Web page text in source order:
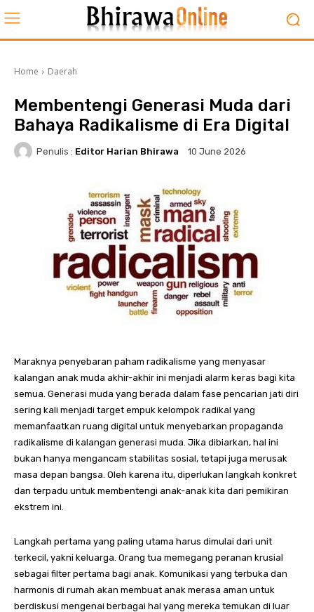
Home Daerah
Membentengi Generasi Muda dari
Bahaya Radikalisme di Era Digital
Penulis : Editor Harian Bhirawa 10 June 2026
Maraknya penyebaran paham radikalisme yang menyasar
kalangan anak muda akhir-akhir ini menjadi alarm keras bagi kita
semua. Generasi muda yang berada dalam fase pencarian jati diri
sering kali menjadi target empuk kelompok radikal yang
memanfaatkan ruang digital untuk menyebarkan propaganda
radikalisme di kalangan generasi muda. Jika dibiarkan, hal ini
bukan hanya mengancam stabilitas sosial, tetapi juga merusak
masa depan bangsa. Oleh karena itu, diperlukan langkah konkret
dan terpadu untuk membentengi anak-anak kita dari pemikiran
ekstrem ini.
Langkah pertama yang paling utama harus dimulai dari unit
terkecil, yakni keluarga. Orang tua memegang peranan krusial
sebagai filter pertama bagi anak. Komunikasi yang terbuka dan
harmonis di rumah akan membuat anak merasa aman untuk
berdiskusi mengenai berbagai hal yang mereka temukan di luar